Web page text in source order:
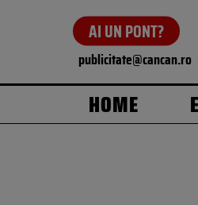
AI UN PONT?
publicitate@cancan.ro
HOME